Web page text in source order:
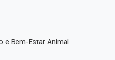
e Bem-Estar Animal